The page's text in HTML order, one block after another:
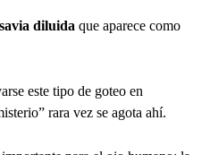
diluida que aparece como
este tipo de goteo en
rara vez se agota ahí.